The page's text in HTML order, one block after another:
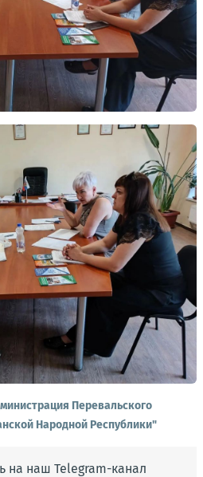
Перевальского
Народной Республики"
на наш Telegram-канал